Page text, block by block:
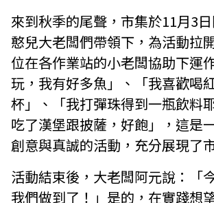
來到秋季的尾聲，市集於11月3
憨兒大老闆們帶領下，為活動拉
位在各作業站的小老闆協助下運
玩，我有好多魚」、「我喜歡喝
杯」、「我打彈珠得到一瓶飲料
吃了漢堡跟披薩，好飽」，這是
創意與真誠的活動，充分展現了
活動結束後，大老闆阿元說：「
我們做到了！」是的，在實踐想